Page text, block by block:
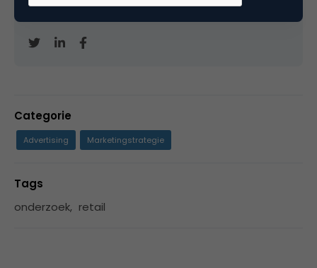
en de redactie.
Categorie
Advertising Marketingstrategie
Tags
onderzoek, retail